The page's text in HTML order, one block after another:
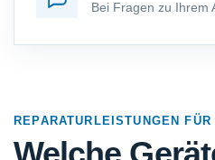
Bei Fragen zu Ihrem
REPARATURLEISTUNGEN